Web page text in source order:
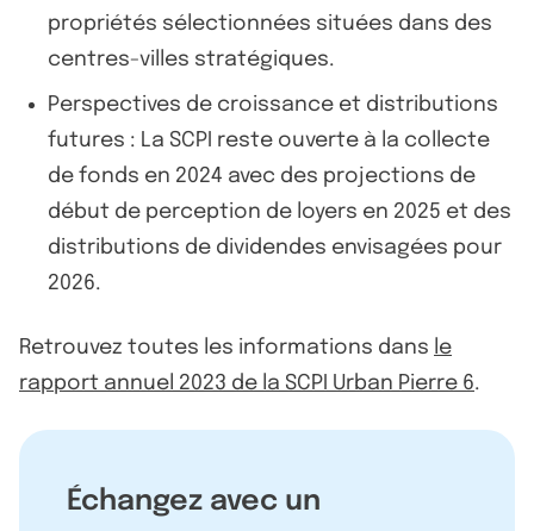
propriétés sélectionnées situées dans des
centres-villes stratégiques.
Perspectives de croissance et distributions
futures : La SCPI reste ouverte à la collecte
de fonds en 2024 avec des projections de
début de perception de loyers en 2025 et des
distributions de dividendes envisagées pour
2026.
Retrouvez toutes les informations dans le
rapport annuel 2023 de la SCPI Urban Pierre 6.
Échangez avec un